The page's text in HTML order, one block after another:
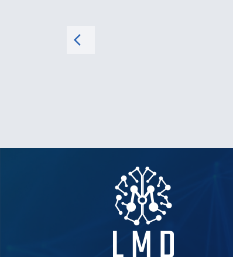
arrow_back_ios